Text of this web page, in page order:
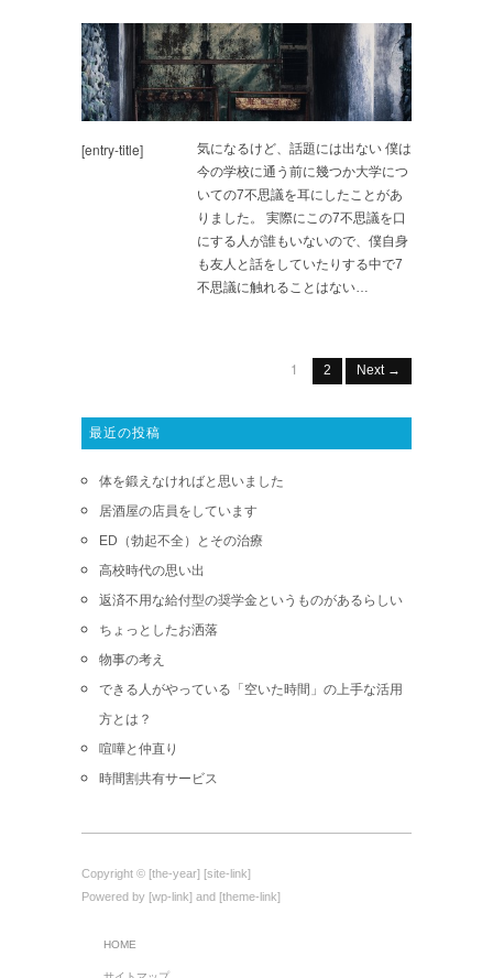
[entry-title]
気になるけど、話題には出ない 僕は
今の学校に通う前に幾つか大学につ
いての7不思議を耳にしたことがあ
りました。 実際にこの7不思議を口
にする人が誰もいないので、僕自身
も友人と話をしていたりする中で7
不思議に触れることはない…
1 2 Next →
最近の投稿
体を鍛えなければと思いました
居酒屋の店員をしています
ED（勃起不全）とその治療
高校時代の思い出
返済不用な給付型の奨学金というものがあるらしい
ちょっとしたお洒落
物事の考え
できる人がやっている「空いた時間」の上手な活用
方とは？
喧嘩と仲直り
時間割共有サービス
Copyright © [the-year] [site-link]
Powered by [wp-link] and [theme-link]
HOME